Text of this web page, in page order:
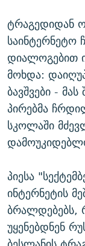
ტრაგედიდან
საინტერნეტო
დიალოგებით
მოხდა:
ბავშვები -
პირებმა
სკოლაში
პიესა
ინტერნეტის
ბრალდებებს,
უყენებდნენ